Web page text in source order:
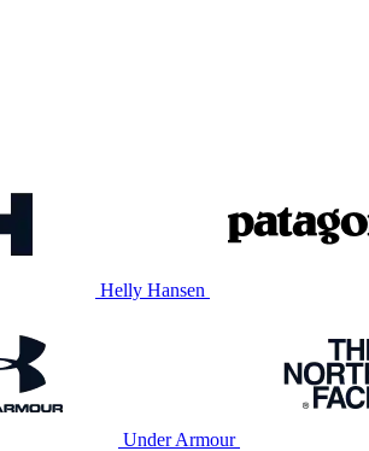
Helly Hansen
Under Armour